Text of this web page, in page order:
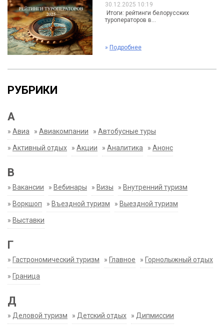
30.12.2025 10:19
Итоги: рейтинги белорусских
туроператоров в...
» Подробнее
РУБРИКИ
А
» Авиа » Авиакомпании » Автобусные туры
» Активный отдых » Акции » Аналитика » Анонс
В
» Вакансии » Вебинары » Визы » Внутренний туризм
» Воркшоп » Въездной туризм » Выездной туризм
» Выставки
Г
» Гастрономический туризм » Главное » Горнолыжный отдых
» Граница
Д
» Деловой туризм » Детский отдых » Дипмиссии